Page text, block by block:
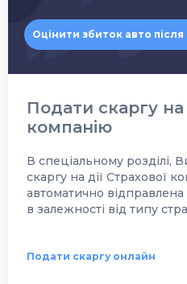
Оцінити збиток авто
Подати скаргу на
компанію
В спеціальному розділі,
скаргу на дії Страхової
автоматично відправлена
в залежності від типу
Подати скаргу онлайн